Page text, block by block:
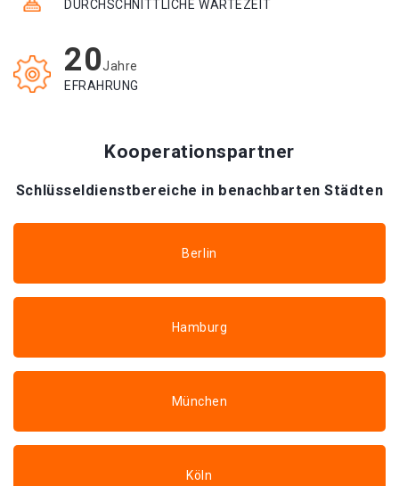
DURCHSCHNITTLICHE WARTEZEIT
20Jahre
EFRAHRUNG
Kooperationspartner
Schlüsseldienstbereiche in benachbarten Städten
Berlin
Hamburg
München
Köln